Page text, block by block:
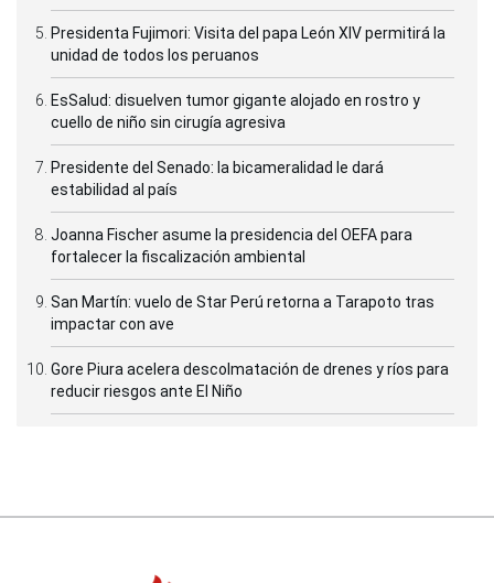
Presidenta Fujimori: Visita del papa León XIV permitirá la
unidad de todos los peruanos
EsSalud: disuelven tumor gigante alojado en rostro y
cuello de niño sin cirugía agresiva
Presidente del Senado: la bicameralidad le dará
estabilidad al país
Joanna Fischer asume la presidencia del OEFA para
fortalecer la fiscalización ambiental
San Martín: vuelo de Star Perú retorna a Tarapoto tras
impactar con ave
Gore Piura acelera descolmatación de drenes y ríos para
reducir riesgos ante El Niño